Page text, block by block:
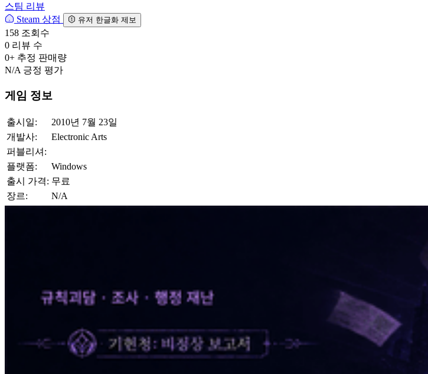
스팀 리뷰
Steam 상점
유저 한글화 제보
158 조회수
0 리뷰 수
0+ 추정 판매량
N/A 긍정 평가
게임 정보
출시일:
2010년 7월 23일
개발사:
Electronic Arts
퍼블리셔:
플랫폼:
Windows
출시 가격: 무료
장르:
N/A